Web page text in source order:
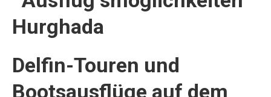
Delfin-Touren und
Bootsausflüge auf dem